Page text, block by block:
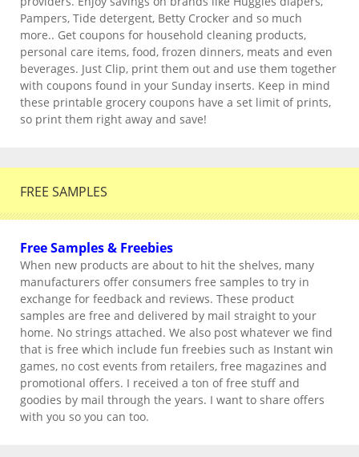
Pampers, Tide detergent, Betty Crocker and so much
more.. Get coupons for household cleaning products,
personal care items, food, frozen dinners, meats and even
beverages. Just Clip, print them out and use them together
with coupons found in your Sunday inserts. Keep in mind
these printable grocery coupons have a set limit of prints,
so print them right away and save!
FREE SAMPLES
Free Samples & Freebies
When new products are about to hit the shelves, many
manufacturers offer consumers free samples to try in
exchange for feedback and reviews. These product
samples are free and delivered by mail straight to your
home. No strings attached. We also post whatever we find
that is free which include fun freebies such as Instant win
games, no cost events from retailers, free magazines and
promotional offers. I received a ton of free stuff and
goodies by mail through the years. I want to share offers
with you so you can too.